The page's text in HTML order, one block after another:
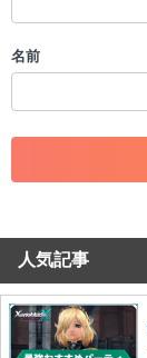
・一度削除さ
・アカウント
・各ゲームの
・その他、管
コメントの削除
せていただき
※一度削除した
さい。
名前
人気記事